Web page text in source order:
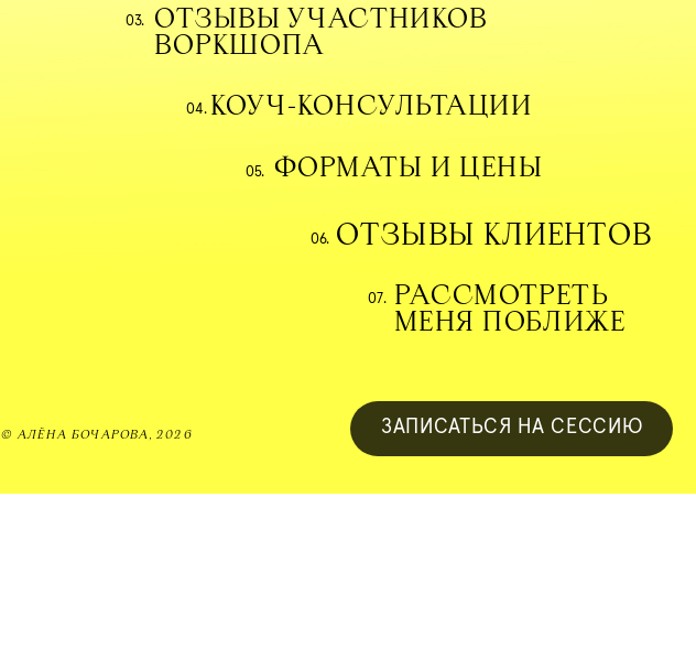
ОТЗЫВЫ УЧАСТНИКОВ
ВОРКШОПА
03.
КОУЧ-КОНСУЛЬТАЦИИ
04.
ФОРМАТЫ И ЦЕНЫ
05.
ОТЗЫВЫ КЛИЕНТОВ
06.
РАССМОТРЕТЬ
МЕНЯ ПОБЛИЖЕ
07.
© АЛЁНА БОЧАРОВА, 2026